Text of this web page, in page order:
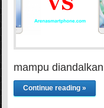
mampu
Continue reading »